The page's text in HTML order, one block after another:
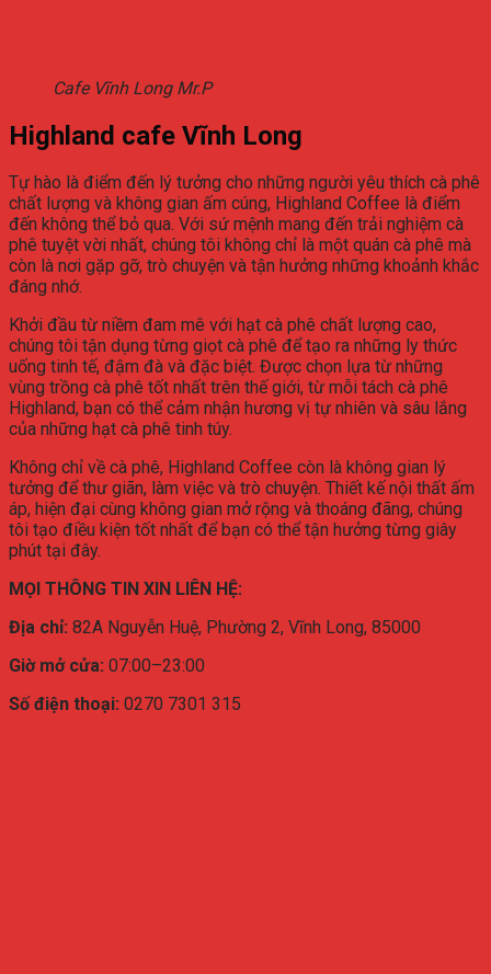
Cafe Vĩnh Long Mr.P
Highland cafe Vĩnh Long
Tự hào là điểm đến lý tưởng cho những người yêu thích cà phê
chất lượng và không gian ấm cúng, Highland Coffee là điểm
đến không thể bỏ qua. Với sứ mệnh mang đến trải nghiệm cà
phê tuyệt vời nhất, chúng tôi không chỉ là một quán cà phê mà
còn là nơi gặp gỡ, trò chuyện và tận hưởng những khoảnh khắc
đáng nhớ.
Khởi đầu từ niềm đam mê với hạt cà phê chất lượng cao,
chúng tôi tận dụng từng giọt cà phê để tạo ra những ly thức
uống tinh tế, đậm đà và đặc biệt. Được chọn lựa từ những
vùng trồng cà phê tốt nhất trên thế giới, từ mỗi tách cà phê
Highland, bạn có thể cảm nhận hương vị tự nhiên và sâu lắng
của những hạt cà phê tinh túy.
Không chỉ về cà phê, Highland Coffee còn là không gian lý
tưởng để thư giãn, làm việc và trò chuyện. Thiết kế nội thất ấm
áp, hiện đại cùng không gian mở rộng và thoáng đãng, chúng
tôi tạo điều kiện tốt nhất để bạn có thể tận hưởng từng giây
phút tại đây.
MỌI THÔNG TIN XIN LIÊN HỆ:
Địa chỉ: 82A Nguyễn Huệ, Phường 2, Vĩnh Long, 85000
Giờ mở cửa: 07:00–23:00
Số điện thoại: 0270 7301 315